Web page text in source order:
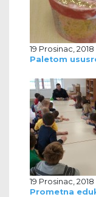
19 Prosinac, 2018
Paletom
19 Prosinac, 2018
Prometna